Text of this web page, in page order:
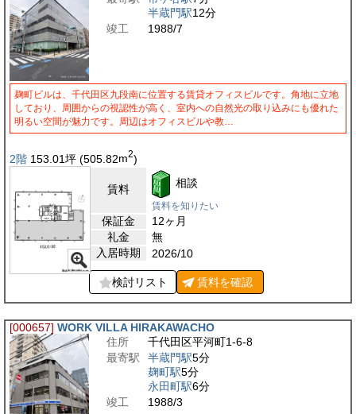
半蔵門駅12分
竣工
1988/7
麹町ビルは、千代田区九段南に位置する賃貸オフィスビルです。角地に立地
しており、周囲からの視認性が高く、室内への自然光の取り込みにも優れた
明るい空間が魅力です。周辺はオフィスビルや教…
2階 153.01坪 (505.82m2)
賃料 相談
賃料を知りたい
保証金
12ヶ月
礼金
無
入居時期
2026/10
検討リスト 賃料を確認
[000657] WORK VILLA HIRAKAWACHO
住所
千代田区平河町1-6-8
最寄駅
半蔵門駅5分
麹町駅5分
永田町駅6分
竣工
1988/3